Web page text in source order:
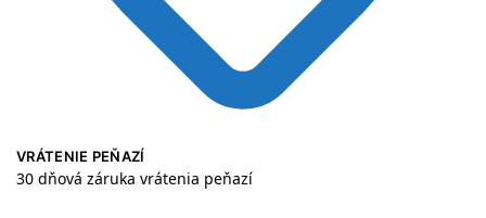
VRÁTENIE PEŇAZÍ
30 dňová záruka vrátenia peňazí